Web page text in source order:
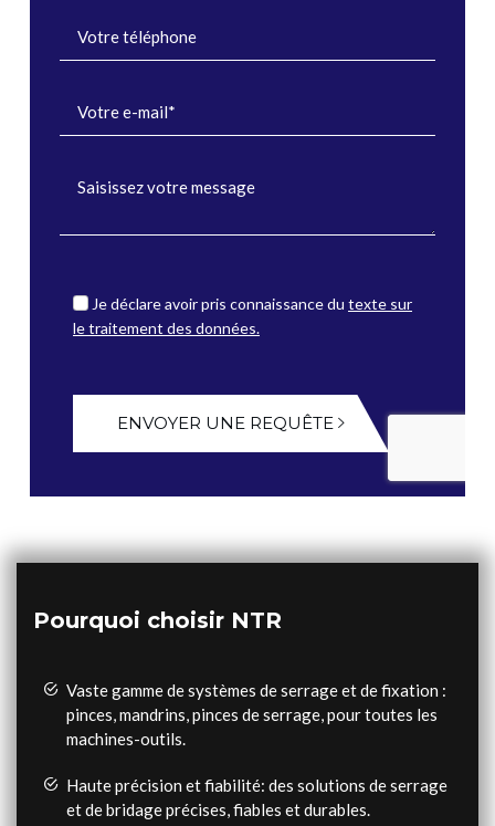
Je déclare avoir pris connaissance du texte sur
le traitement des données.
ENVOYER UNE REQUÊTE
Pourquoi choisir NTR
Vaste gamme de systèmes de serrage et de fixation :
pinces, mandrins, pinces de serrage, pour toutes les
machines-outils.
Haute précision et fiabilité: des solutions de serrage
et de bridage précises, fiables et durables.